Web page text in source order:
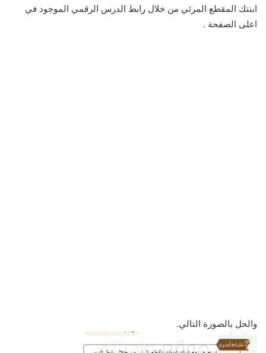
ابنتك المقطع المرئي من خلال رابط الدرس الرقمي الموجود في
اعلى الصفحة .
والحل بالصورة التالي.